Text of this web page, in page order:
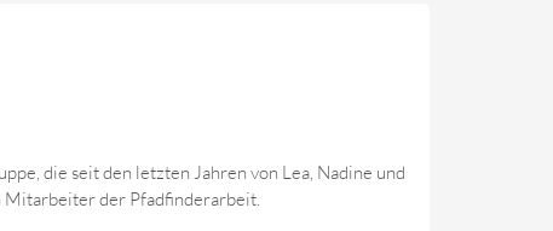
die seit den letzten Jahren von Lea, Nadine und
Mitarbeiter der Pfadfinderarbeit.